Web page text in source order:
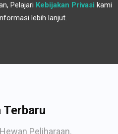
Pelajari Kebijakan Privasi kami
lebih lanjut.
Terbaru
Peliharaan.